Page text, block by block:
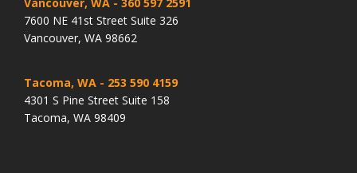
7600 NE 41st Street Suite 326
Vancouver, WA 98662
Tacoma, WA - 253 590 4159
4301 S Pine Street Suite 158
Tacoma, WA 98409